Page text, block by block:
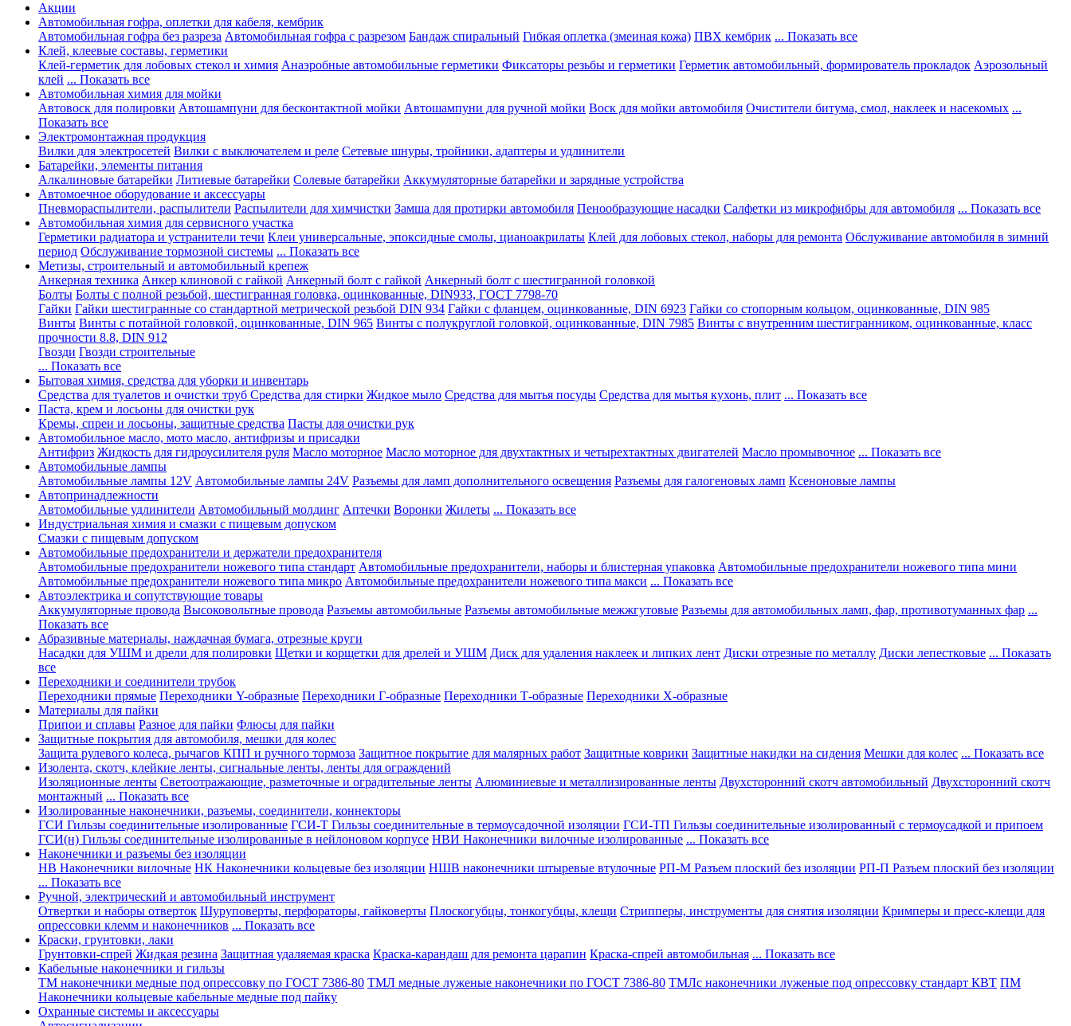
Акции
Автомобильная гофра, оплетки для кабеля, кембрик
Автомобильная гофра без разреза Автомобильная гофра с разрезом Бандаж спиральный Гибкая оплетка (змеиная кожа) ПВХ кембрик ... Показать все
Клей, клеевые составы, герметики
Клей-герметик для лобовых стекол и химия Анаэробные автомобильные герметики Фиксаторы резьбы и герметики Герметик автомобильный, формирователь прокладок Аэрозольный
клей ... Показать все
Автомобильная химия для мойки
Автовоск для полировки Автошампуни для бесконтактной мойки Автошампуни для ручной мойки Воск для мойки автомобиля Очистители битума, смол, наклеек и насекомых ...
Показать все
Электромонтажная продукция
Вилки для электросетей Вилки с выключателем и реле Сетевые шнуры, тройники, адаптеры и удлинители
Батарейки, элементы питания
Алкалиновые батарейки Литиевые батарейки Солевые батарейки Аккумуляторные батарейки и зарядные устройства
Автомоечное оборудование и аксессуары
Пневмораспылители, распылители Распылители для химчистки Замша для протирки автомобиля Пенообразующие насадки Салфетки из микрофибры для автомобиля ... Показать все
Автомобильная химия для сервисного участка
Герметики радиатора и устранители течи Клеи универсальные, эпоксидные смолы, цианоакрилаты Клей для лобовых стекол, наборы для ремонта Обслуживание автомобиля в зимний
период Обслуживание тормозной системы ... Показать все
Метизы, строительный и автомобильный крепеж
Анкерная техника Анкер клиновой с гайкой Анкерный болт с гайкой Анкерный болт с шестигранной головкой
Болты Болты с полной резьбой, шестигранная головка, оцинкованные, DIN933, ГОСТ 7798-70
Гайки Гайки шестигранные со стандартной метрической резьбой DIN 934 Гайки с фланцем, оцинкованные, DIN 6923 Гайки со стопорным кольцом, оцинкованные, DIN 985
Винты Винты с потайной головкой, оцинкованные, DIN 965 Винты с полукруглой головкой, оцинкованные, DIN 7985 Винты с внутренним шестигранником, оцинкованные, класс
прочности 8.8, DIN 912
Гвозди Гвозди строительные
... Показать все
Бытовая химия, средства для уборки и инвентарь
Средства для туалетов и очистки труб Средства для стирки Жидкое мыло Средства для мытья посуды Средства для мытья кухонь, плит ... Показать все
Паста, крем и лосьоны для очистки рук
Кремы, спреи и лосьоны, защитные средства Пасты для очистки рук
Автомобильное масло, мото масло, антифризы и присадки
Антифриз Жидкость для гидроусилителя руля Масло моторное Масло моторное для двухтактных и четырехтактных двигателей Масло промывочное ... Показать все
Автомобильные лампы
Автомобильные лампы 12V Автомобильные лампы 24V Разъемы для ламп дополнительного освещения Разъемы для галогеновых ламп Ксеноновые лампы
Автопринадлежности
Автомобильные удлинители Автомобильный молдинг Аптечки Воронки Жилеты ... Показать все
Индустриальная химия и смазки с пищевым допуском
Смазки с пищевым допуском
Автомобильные предохранители и держатели предохранителя
Автомобильные предохранители ножевого типа стандарт Автомобильные предохранители, наборы и блистерная упаковка Автомобильные предохранители ножевого типа мини
Автомобильные предохранители ножевого типа микро Автомобильные предохранители ножевого типа макси ... Показать все
Автоэлектрика и сопутствующие товары
Аккумуляторные провода Высоковольтные провода Разъемы автомобильные Разъемы автомобильные межжгутовые Разъемы для автомобильных ламп, фар, противотуманных фар ...
Показать все
Абразивные материалы, наждачная бумага, отрезные круги
Насадки для УШМ и дрели для полировки Щетки и корщетки для дрелей и УШМ Диск для удаления наклеек и липких лент Диски отрезные по металлу Диски лепестковые ... Показать
все
Переходники и соединители трубок
Переходники прямые Переходники Y-образные Переходники Г-образные Переходники Т-образные Переходники Х-образные
Материалы для пайки
Припои и сплавы Разное для пайки Флюсы для пайки
Защитные покрытия для автомобиля, мешки для колес
Защита рулевого колеса, рычагов КПП и ручного тормоза Защитное покрытие для малярных работ Защитные коврики Защитные накидки на сидения Мешки для колес ... Показать все
Изолента, скотч, клейкие ленты, сигнальные ленты, ленты для ограждений
Изоляционные ленты Светоотражающие, разметочные и оградительные ленты Алюминиевые и металлизированные ленты Двухсторонний скотч автомобильный Двухсторонний скотч
монтажный ... Показать все
Изолированные наконечники, разъемы, соединители, коннекторы
ГСИ Гильзы соединительные изолированные ГСИ-Т Гильзы соединительные в термоусадочной изоляции ГСИ-ТП Гильзы соединительные изолированный с термоусадкой и припоем
ГСИ(н) Гильзы соединительные изолированные в нейлоновом корпусе НВИ Наконечники вилочные изолированные ... Показать все
Наконечники и разъемы без изоляции
НВ Наконечники вилочные НК Наконечники кольцевые без изоляции НШВ наконечники штыревые втулочные РП-М Разъем плоский без изоляции РП-П Разъем плоский без изоляции
... Показать все
Ручной, электрический и автомобильный инструмент
Отвертки и наборы отверток Шуруповерты, перфораторы, гайковерты Плоскогубцы, тонкогубцы, клещи Стрипперы, инструменты для снятия изоляции Кримперы и пресс-клещи для
опрессовки клемм и наконечников ... Показать все
Краски, грунтовки, лаки
Грунтовки-спрей Жидкая резина Защитная удаляемая краска Краска-карандаш для ремонта царапин Краска-спрей автомобильная ... Показать все
Кабельные наконечники и гильзы
ТМ наконечники медные под опрессовку по ГОСТ 7386-80 ТМЛ медные луженые наконечники по ГОСТ 7386-80 ТМЛс наконечники луженые под опрессовку стандарт КВТ ПМ
Наконечники кольцевые кабельные медные под пайку
Охранные системы и аксессуары